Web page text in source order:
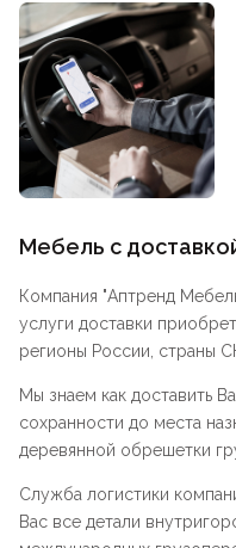
Мебель с
Компания "Аптренд
услуги доставки
регионы России, страны
Мы знаем как доставить
сохранности до места
деревянной обрешетки
Служба логистики
Вас все детали